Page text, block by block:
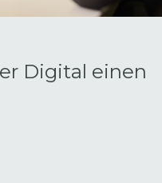
Digital einen